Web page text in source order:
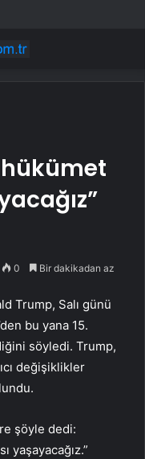
0 Bir dakikadan az
Trump, Salı günü
bu yana 15.
söyledi. Trump,
değişiklikler
şöyle dedi:
yaşayacağız.”